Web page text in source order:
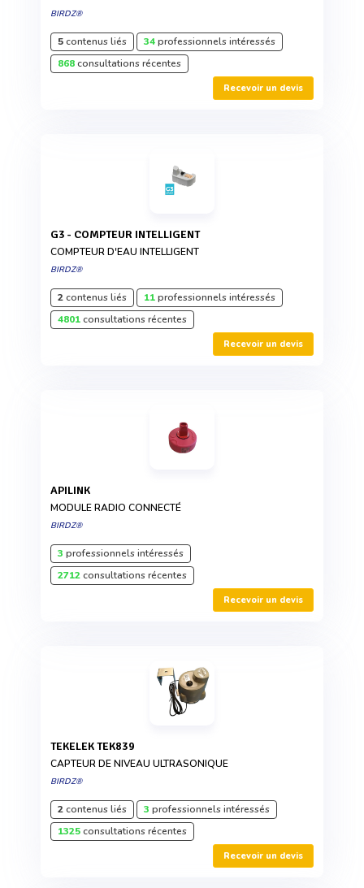
BIRDZ®
5contenus liés 34professionnels intéressés
868consultations récentes
Recevoir un devis
G3 - COMPTEUR INTELLIGENT
COMPTEUR D'EAU INTELLIGENT
BIRDZ®
2contenus liés 11professionnels intéressés
4801consultations récentes
Recevoir un devis
APILINK
MODULE RADIO CONNECTÉ
BIRDZ®
3 professionnels intéressés
2712consultations récentes
Recevoir un devis
TEKELEK TEK839
CAPTEUR DE NIVEAU ULTRASONIQUE
BIRDZ®
2contenus liés 3 professionnels intéressés
1325consultations récentes
Recevoir un devis